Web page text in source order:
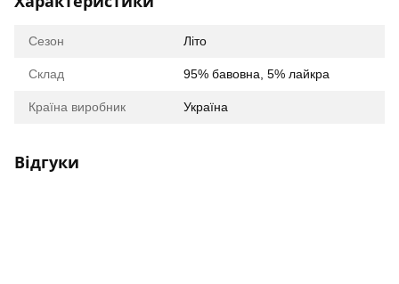
Сезон Літо
Склад 95% бавовна, 5% лайкра
Країна виробник Україна
Відгуки